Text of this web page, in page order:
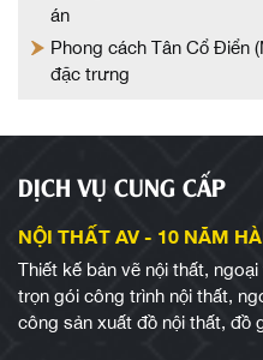
án
Phong cách Tân Cổ Điển
đặc trưng
DỊCH VỤ CUNG CẤP
NỘI THẤT AV - 10 NĂM
Thiết kế bản vẽ nội thất,
trọn gói công trình nội thất,
công sản xuất đồ nội thất, đồ